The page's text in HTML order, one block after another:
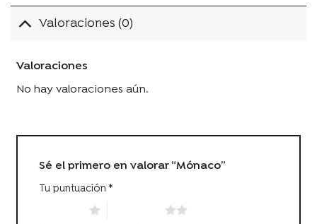
Valoraciones (0)
Valoraciones
No hay valoraciones aún.
Sé el primero en valorar “Mónaco”
Tu puntuación *